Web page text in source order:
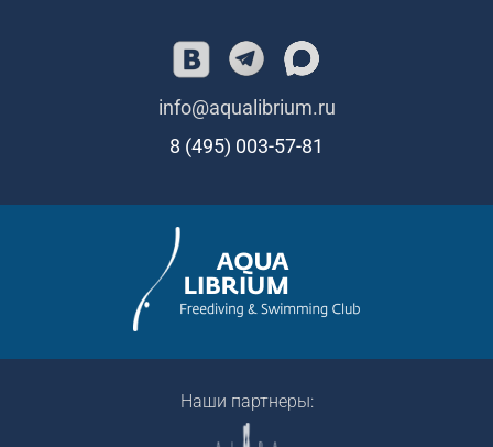
info@aqualibrium.ru
8 (495) 003-57-81
Наши партнеры: